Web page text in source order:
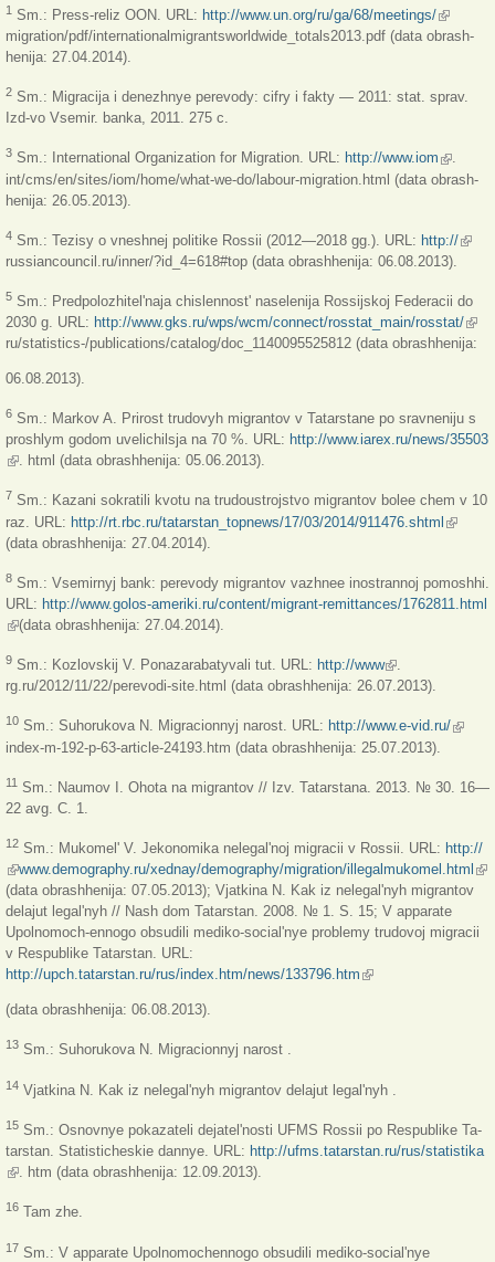
1 Sm.: Press-reliz OON. URL: http://www.un.org/ru/ga/68/meetings/(link is
external)
migration/pdf/internationalmigrantsworldwide_totals2013.pdf (data obrash-
henija: 27.04.2014).
2 Sm.: Migracija i denezhnye perevody: cifry i fakty — 2011: stat. sprav.
Izd-vo Vsemir. banka, 2011. 275 c.
3 Sm.: International Organization for Migration. URL: http://www.iom (link is
external)
.
int/cms/en/sites/iom/home/what-we-do/labour-migration.html (data obrash-
henija: 26.05.2013).
4 Sm.: Tezisy o vneshnej politike Rossii (2012—2018 gg.). URL: http://(link
russiancouncil.ru/inner/?id_4=618#top (data obrashhenija: 06.08.2013).
5 Sm.: Predpolozhitel'naja chislennost' naselenija Rossijskoj Federacii do
2030 g. URL: http://www.gks.ru/wps/wcm/connect/rosstat_main/rosstat/(link
ru/statistics-/publications/catalog/doc_1140095525812 (data obrashhenija:
06.08.2013).
6 Sm.: Markov A. Prirost trudovyh migrantov v Tatarstane po sravneniju s
proshlym godom uvelichilsja na 70 %. URL: http://www.iarex.ru/news/35503
(link is external)
. html (data obrashhenija: 05.06.2013).
7 Sm.: Kazani sokratili kvotu na trudoustrojstvo migrantov bolee chem v 10
raz. URL: http://rt.rbc.ru/tatarstan_topnews/17/03/2014/911476.shtml (link is
(data obrashhenija: 27.04.2014).
8 Sm.: Vsemirnyj bank: perevody migrantov vazhnee inostrannoj pomoshhi.
URL: http://www.golos-ameriki.ru/content/migrant-remittances/1762811.html
(link is external)
(data obrashhenija: 27.04.2014).
9 Sm.: Kozlovskij V. Ponazarabatyvali tut. URL: http://www(link is external)
.
rg.ru/2012/11/22/perevodi-site.html (data obrashhenija: 26.07.2013).
10 Sm.: Suhorukova N. Migracionnyj narost. URL: http://www.e-vid.ru/(link is
index-m-192-p-63-article-24193.htm (data obrashhenija: 25.07.2013).
11 Sm.: Naumov I. Ohota na migrantov // Izv. Tatarstana. 2013. № 30. 16—
22 avg. C. 1.
12 Sm.: Mukomel' V. Jekonomika nelegal'noj migracii v Rossii. URL: http://
(link is external)
www.demography.ru/xednay/demography/migration/illegalmukomel.html
(data obrashhenija: 07.05.2013); Vjatkina N. Kak iz nelegal'nyh migrantov
delajut legal'nyh // Nash dom Tatarstan. 2008. № 1. S. 15; V apparate
Upolnomoch-ennogo obsudili mediko-social'nye problemy trudovoj migracii
v Respublike Tatarstan. URL:
http://upch.tatarstan.ru/rus/index.htm/news/133796.htm (link is external)
(data obrashhenija: 06.08.2013).
13 Sm.: Suhorukova N. Migracionnyj narost .
14 Vjatkina N. Kak iz nelegal'nyh migrantov delajut legal'nyh .
15 Sm.: Osnovnye pokazateli dejatel'nosti UFMS Rossii po Respublike Ta-
tarstan. Statisticheskie dannye. URL: http://ufms.tatarstan.ru/rus/statistika
(link is external)
. htm (data obrashhenija: 12.09.2013).
16 Tam zhe.
17 Sm.: V apparate Upolnomochennogo obsudili mediko-social'nye